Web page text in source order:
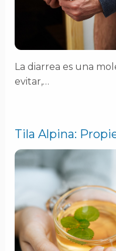
La diarrea es una
evitar,…
Tila Alpina: